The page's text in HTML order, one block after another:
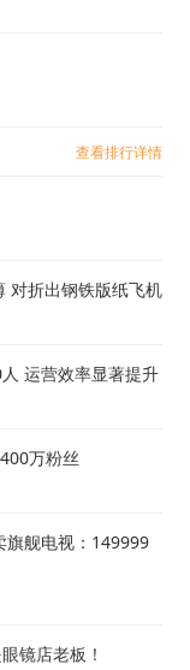
查看排行详情
对折出钢铁版纸飞机
运营效率显著提升
万粉丝
旗舰电视：149999
镜店老板！